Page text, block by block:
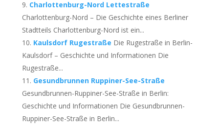
Charlottenburg-Nord Lettestraße
Charlottenburg-Nord – Die Geschichte eines Berliner
Stadtteils Charlottenburg-Nord ist ein...
Kaulsdorf Rugestraße Die Rugestraße in Berlin-
Kaulsdorf – Geschichte und Informationen Die
Rugestraße...
Gesundbrunnen Ruppiner-See-Straße
Gesundbrunnen-Ruppiner-See-Straße in Berlin:
Geschichte und Informationen Die Gesundbrunnen-
Ruppiner-See-Straße in Berlin...